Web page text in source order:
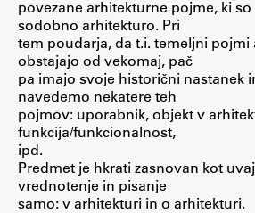
Raziskovanje
Raziskovalni projekti
Dosežki
Inštituti
Svetlobni LAB
povezane arhitekturne pojme, ki
sodobno arhitekturo. Pri
tem poudarja, da t.i. temeljni pojmi
obstajajo od vekomaj, pač
pa imajo svoje historični nastanek
navedemo nekatere teh
pojmov: uporabnik, objekt v
funkcija/funkcionalnost,
ipd.
Predmet je hkrati zasnovan kot
vrednotenje in pisanje
samo: v arhitekturi in o arhitekturi.